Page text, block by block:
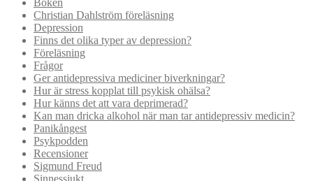
Boken
Christian Dahlström föreläsning
Depression
Finns det olika typer av depression?
Föreläsning
Frågor
Ger antidepressiva mediciner biverkningar?
Hur är stress kopplat till psykisk ohälsa?
Hur känns det att vara deprimerad?
Kan man dricka alkohol när man tar antidepressiv medicin?
Panikångest
Psykpodden
Recensioner
Sigmund Freud